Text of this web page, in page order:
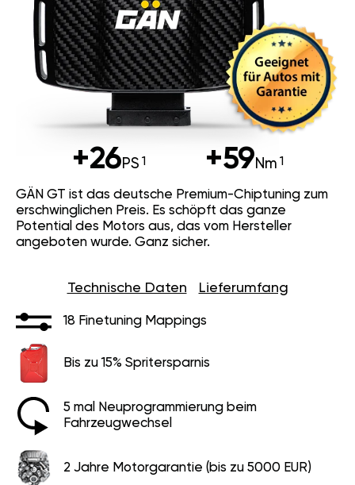
+26PS +59Nm
GÄN GT ist das deutsche Premium-Chiptuning zum
erschwinglichen Preis. Es schöpft das ganze
Potential des Motors aus, das vom Hersteller
angeboten wurde. Ganz sicher.
Technische Daten Lieferumfang
18 Finetuning Mappings
Bis zu 15% Spritersparnis
5 mal Neuprogrammierung beim
Fahrzeugwechsel
2 Jahre Motorgarantie (bis zu 5000 EUR)